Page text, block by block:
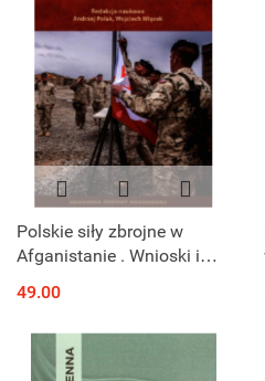
Polskie siły zbrojne w
Afganistanie . Wnioski i
49.00